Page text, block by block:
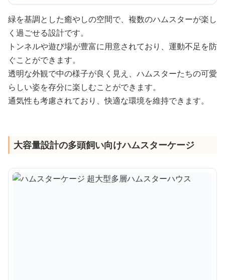
緑を基調とした癒やしの空間で、複数のハムスターが楽し
く過ごせる設計です。
トンネルや遊び場が豊富に用意されており、運動不足を防
ぐことができます。
透明な外観で中の様子が良く見え、ハムスターたちの可愛
らしい姿を存分に楽しむことができます。
通気性も考慮されており、快適な環境を維持できます。
大容量設計の多頭飼い向けハムスターケージ